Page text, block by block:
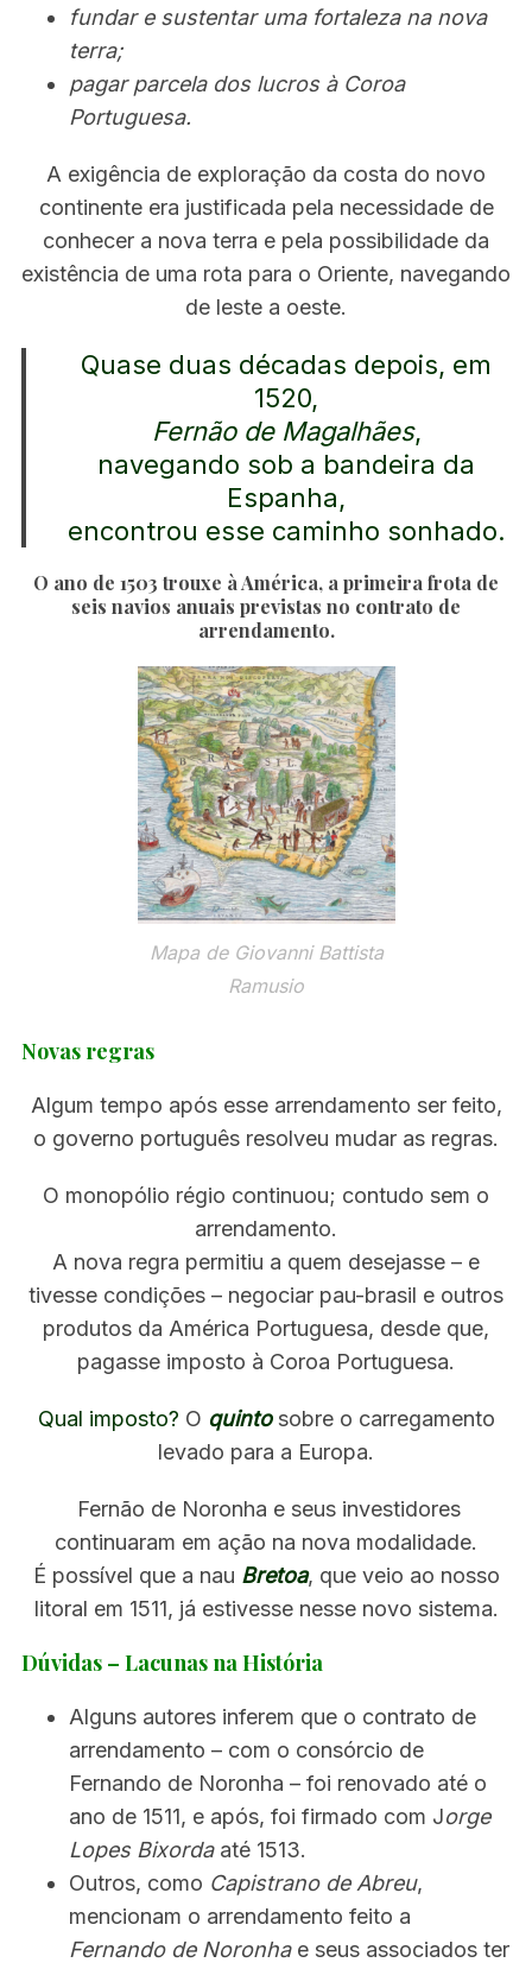
fundar e sustentar uma fortaleza na nova
terra;
pagar parcela dos lucros à Coroa
Portuguesa.
A exigência de exploração da costa do novo
continente era justificada pela necessidade de
conhecer a nova terra e pela possibilidade da
existência de uma rota para o Oriente, navegando
de leste a oeste.
Quase duas décadas depois, em
1520,
Fernão de Magalhães,
navegando sob a bandeira da
Espanha,
encontrou esse caminho sonhado.
O ano de 1503 trouxe à América, a primeira frota de
seis navios anuais previstas no contrato de
arrendamento.
Mapa de Giovanni Battista
Ramusio
Novas regras
Algum tempo após esse arrendamento ser feito,
o governo português resolveu mudar as regras.
O monopólio régio continuou; contudo sem o
arrendamento.
A nova regra permitiu a quem desejasse – e
tivesse condições – negociar pau-brasil e outros
produtos da América Portuguesa, desde que,
pagasse imposto à Coroa Portuguesa.
Qual imposto? O quintosobre o carregamento
levado para a Europa.
Fernão de Noronha e seus investidores
continuaram em ação na nova modalidade.
É possível que a nau Bretoa, que veio ao nosso
litoral em 1511, já estivesse nesse novo sistema.
Dúvidas – Lacunas na História
Alguns autores inferem que o contrato de
arrendamento – com o consórcio de
Fernando de Noronha – foi renovado até o
ano de 1511, e após, foi firmado com Jorge
Lopes Bixorda até 1513.
Outros, como Capistrano de Abreu,
mencionam o arrendamento feito a
Fernando de Noronhae seus associados ter
e
r
c
f